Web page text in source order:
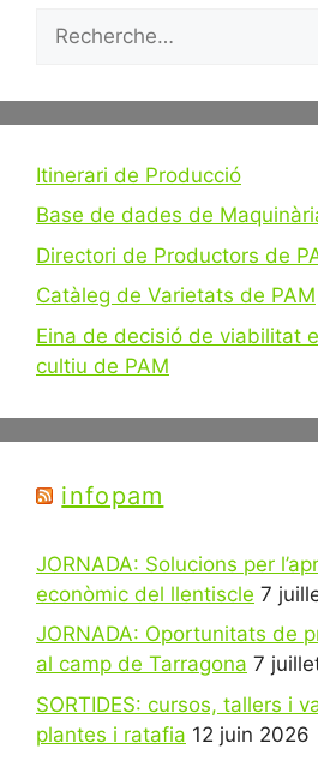
Itinerari de Producció
Base de dades de
Directori de Productors de
Catàleg de Varietats de PAM
Eina de decisió de viabilitat
cultiu de PAM
infopam
JORNADA: Solucions per
econòmic del llentiscle 7
JORNADA: Oportunitats de
al camp de Tarragona 7
SORTIDES: cursos, tallers i
plantes i ratafia 12 juin 2026